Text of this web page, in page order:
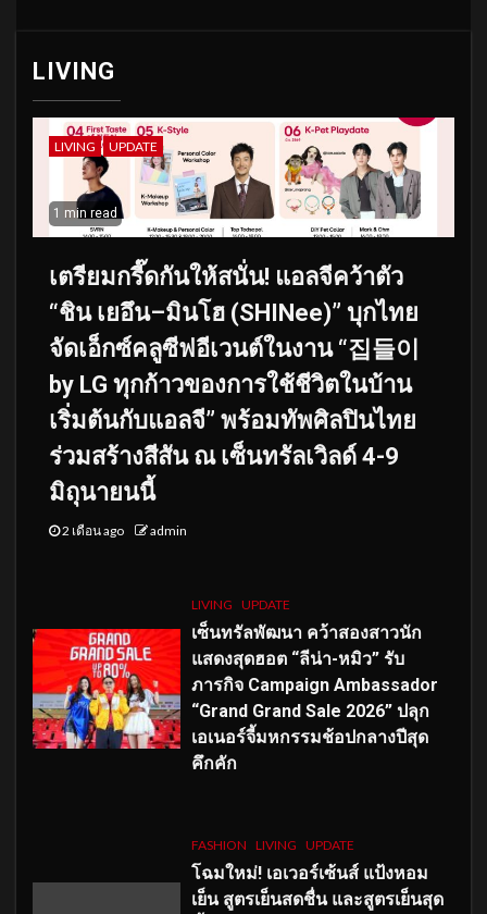
LIVING
LIVING UPDATE
1 min read
เตรียมกรี๊ดกันให้สนั่น! แอลจีคว้าตัว
“ชิน เยอึน–มินโฮ (SHINee)” บุกไทย
จัดเอ็กซ์คลูซีฟอีเวนต์ในงาน “집들이
by LG ทุกก้าวของการใช้ชีวิตในบ้าน
เริ่มต้นกับแอลจี” พร้อมทัพศิลปินไทย
ร่วมสร้างสีสัน ณ เซ็นทรัลเวิลด์ 4-9
มิถุนายนนี้
2 เดือน ago admin
LIVING UPDATE
เซ็นทรัลพัฒนา คว้าสองสาวนัก
แสดงสุดฮอต “ลีน่า-หมิว” รับ
ภารกิจ Campaign Ambassador
“Grand Grand Sale 2026” ปลุก
เอเนอร์จี้มหกรรมช้อปกลางปีสุด
คึกคัก
FASHION LIVING UPDATE
โฉมใหม่! เอเวอร์เซ้นส์ แป้งหอม
เย็น สูตรเย็นสดชื่น และสูตรเย็นสุด